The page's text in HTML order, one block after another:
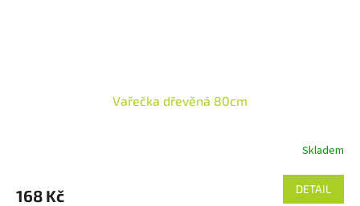
Vařečka dřevěná 80cm
Skladem
168 Kč DETAIL